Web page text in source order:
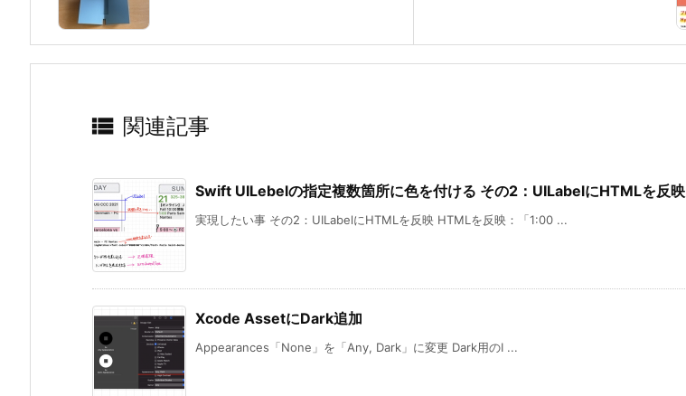
 関連記事
Swift UILebelの指定複数箇所に色を付ける その2：UILabelにHTMLを反映
実現したい事 その2：UILabelにHTMLを反映 HTMLを反映：「1:00 ...
Xcode AssetにDark追加
Appearances「None」を「Any, Dark」に変更 Dark用のI ...